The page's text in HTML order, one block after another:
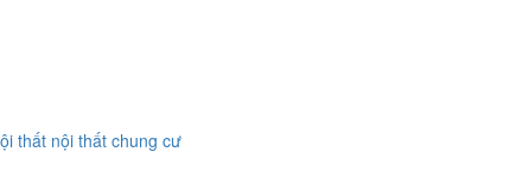
thất nội thất chung cư